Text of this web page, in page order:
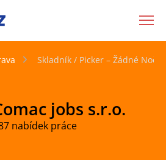
Skladník / Picker – Žádné
jobs s.r.o.
nabídek práce